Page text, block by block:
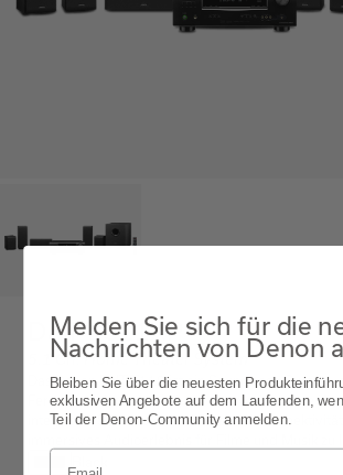
DHT-1311XP
5.1 Ch. Home Theater System​
Das Denon DHT-T110 ist ein Soundbase-System,
Fernseher platziert wird, um eine verbesserte
integrierte Subwoofer und Bluetooth-Konnektivität
Melden Sie sich für die
Nachrichten von Denon
Bleiben Sie über die neuesten
exklusiven Angebote auf dem Laufenden,
Teil der Denon-Community anmelden.